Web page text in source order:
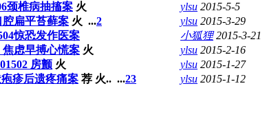
颈椎病抽搐案 火 ylsu 2015-5-5
腔扁平苔藓案 火 ...2 ylsu 2015-3-29
惊恐发作医案 小狐狸 2015-3-21
焦虑早搏心慌案 火 ylsu 2015-2-16
房颤 火 ylsu 2015-1-27
疹后遗疼痛案 荐 火.. ...23 ylsu 2015-1-12